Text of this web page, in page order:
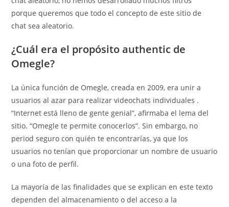
porque queremos que todo el concepto de este sitio de
chat sea aleatorio.
¿Cuál era el propósito authentic de
Omegle?
La única función de Omegle, creada en 2009, era unir a
usuarios al azar para realizar videochats individuales .
“Internet está lleno de gente genial”, afirmaba el lema del
sitio. “Omegle te permite conocerlos”. Sin embargo, no
period seguro con quién te encontrarías, ya que los
usuarios no tenían que proporcionar un nombre de usuario
o una foto de perfil.
La mayoría de las finalidades que se explican en este texto
dependen del almacenamiento o del acceso a la